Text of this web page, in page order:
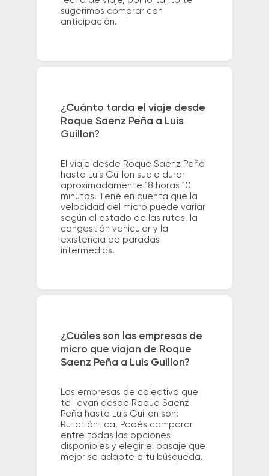
sugerimos comprar con
anticipación.
¿Cuánto tarda el viaje desde
Roque Saenz Peña a Luis
Guillon?
El viaje desde Roque Saenz Peña
hasta Luis Guillon suele durar
aproximadamente 18 horas 10
minutos. Tené en cuenta que la
velocidad del micro puede variar
según el estado de las rutas, la
congestión vehicular y la
existencia de paradas
intermedias.
¿Cuáles son las empresas de
micro que viajan de Roque
Saenz Peña a Luis Guillon?
Las empresas de colectivo que
te llevan desde Roque Saenz
Peña hasta Luis Guillon son:
Rutatlántica. Podés comparar
entre todas las opciones
disponibles y elegir el pasaje que
mejor se adapte a tu búsqueda.